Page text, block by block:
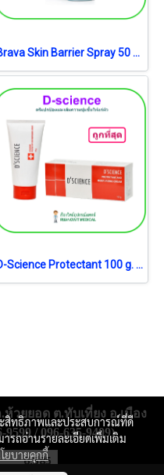
Brava Skin Barrier Spray 50 ml [Coloplast] สเปรย์เคลือบปกป้องผิว
D-Science Protectant 100 g. (exp 12-2027)
วยยอด ต.ทับเที่ยง อ.เมือง
/ 096-635-9409)
6,585
ะสิทธิภาพและประสบการณ์ที่ดี
รถอ่านรายละเอียดเพิ่มเติม
ยบายคุกกี้